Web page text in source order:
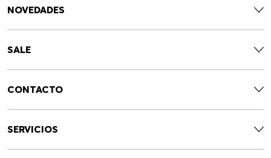
NOVEDADES
SALE
CONTACTO
SERVICIOS